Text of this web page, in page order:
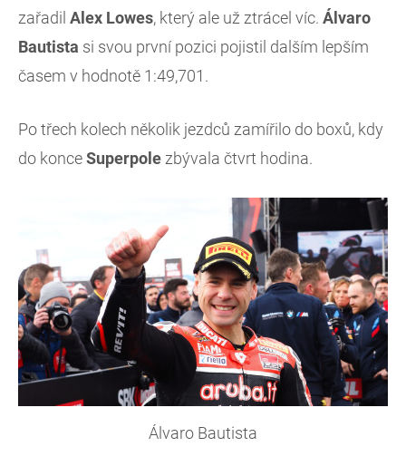
zařadil Alex Lowes, který ale už ztrácel víc. Álvaro
Bautista si svou první pozici pojistil dalším lepším
časem v hodnotě 1:49,701.
Po třech kolech několik jezdců zamířilo do boxů, kdy
do konceSuperpolezbývala čtvrt hodina.
Álvaro Bautista